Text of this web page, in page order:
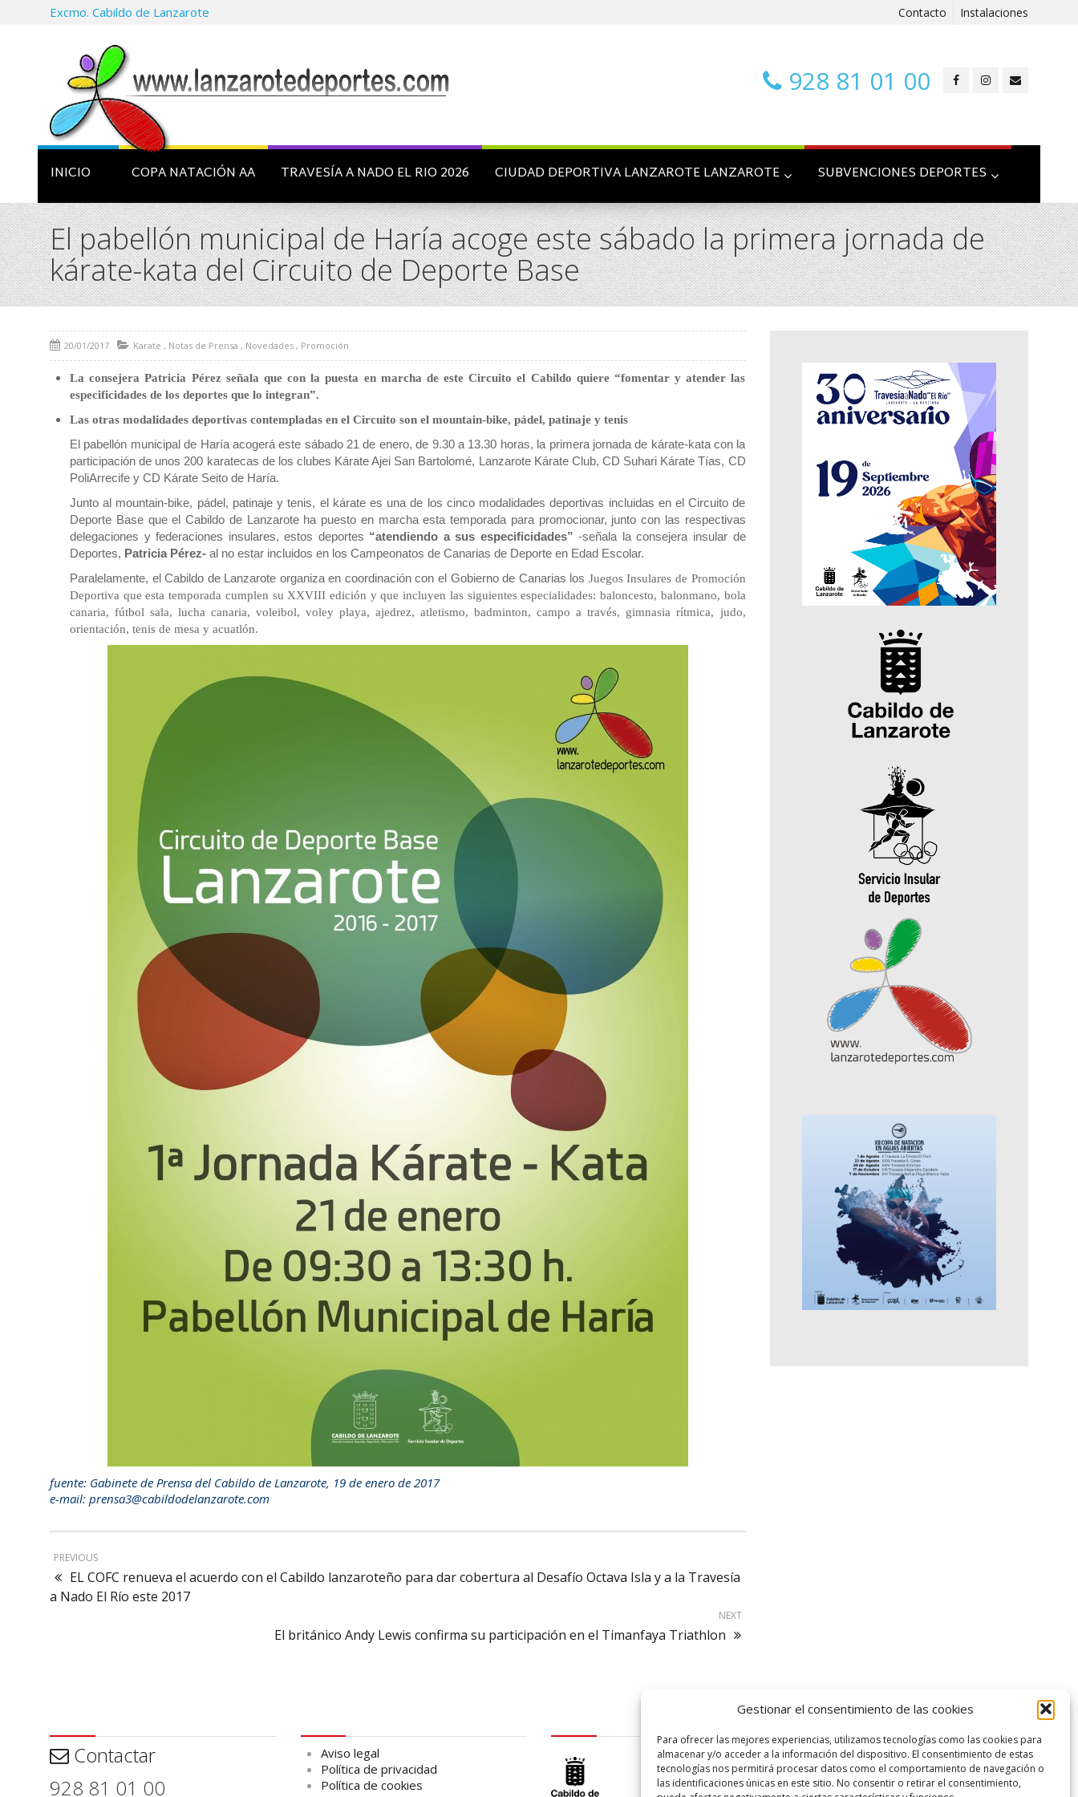
Gestionar el consentimiento de las cookies
Para ofrecer las mejores experiencias, utilizamos tecnologías como las cookies para
almacenar y/o acceder a la información del dispositivo. El consentimiento de estas
tecnologías nos permitirá procesar datos como el comportamiento de navegación o
las identificaciones únicas en este sitio. No consentir o retirar el consentimiento,
Excmo. Cabildo de Lanzarote Contacto Instalaciones
928 81 01 00
INICIO COPA NATACIÓN AA TRAVESÍA A NADO EL RIO 2026 CIUDAD DEPORTIVA LANZAROTE LANZAROTE SUBVENCIONES DEPORTES
El pabellón municipal de Haría acoge este sábado la primera jornada de
kárate-kata del Circuito de Deporte Base
20/01/2017 Karate , Notas de Prensa , Novedades , Promoción
La consejera Patricia Pérez señala que con la puesta en marcha de este Circuito el Cabildo quiere “fomentar y atender las
especificidades de los deportes que lo integran”.
Las otras modalidades deportivas contempladas en el Circuito son el mountain-bike, pádel, patinaje y tenis
El pabellón municipal de Haría acogerá este sábado 21 de enero, de 9.30 a 13.30 horas, la primera jornada de kárate-kata con la
participación de unos 200 karatecas de los clubes Kárate Ajei San Bartolomé, Lanzarote Kárate Club, CD Suhari Kárate Tías, CD
PoliArrecife y CD Kárate Seito de Haría.
Junto al mountain-bike, pádel, patinaje y tenis, el kárate es una de los cinco modalidades deportivas incluidas en el Circuito de
Deporte Base que el Cabildo de Lanzarote ha puesto en marcha esta temporada para promocionar, junto con las respectivas
delegaciones y federaciones insulares, estos deportes “atendiendo a sus especificidades” -señala la consejera insular de
Deportes, Patricia Pérez- al no estar incluidos en los Campeonatos de Canarias de Deporte en Edad Escolar.
Paralelamente, el Cabildo de Lanzarote organiza en coordinación con el Gobierno de Canarias los Juegos Insulares de Promoción
Deportiva que esta temporada cumplen su XXVIII edición y que incluyen las siguientes especialidades: baloncesto, balonmano, bola
canaria, fútbol sala, lucha canaria, voleibol, voley playa, ajedrez, atletismo, badminton, campo a través, gimnasia rítmica, judo,
orientación, tenis de mesa y acuatlón.
fuente: Gabinete de Prensa del Cabildo de Lanzarote, 19 de enero de 2017
e-mail: prensa3@cabildodelanzarote.com
PREVIOUS
EL COFC renueva el acuerdo con el Cabildo lanzaroteño para dar cobertura al Desafío Octava Isla y a la Travesía
a Nado El Río este 2017
NEXT
El británico Andy Lewis confirma su participación en el Timanfaya Triathlon
Contactar
928 81 01 00
Aviso legal
Política de privacidad
Política de cookies
logo SID